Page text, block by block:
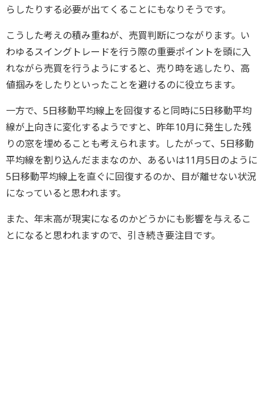
らしたりする必要が出てくることにもなりそうです。
こうした考えの積み重ねが、売買判断につながります。い
わゆるスイングトレードを行う際の重要ポイントを頭に入
れながら売買を行うようにすると、売り時を逃したり、高
値掴みをしたりといったことを避けるのに役立ちます。
一方で、5日移動平均線上を回復すると同時に5日移動平均
線が上向きに変化するようですと、昨年10月に発生した残
りの窓を埋めることも考えられます。したがって、5日移動
平均線を割り込んだままなのか、あるいは11月5日のように
5日移動平均線上を直ぐに回復するのか、目が離せない状況
になっていると思われます。
また、年末高が現実になるのかどうかにも影響を与えるこ
とになると思われますので、引き続き要注目です。